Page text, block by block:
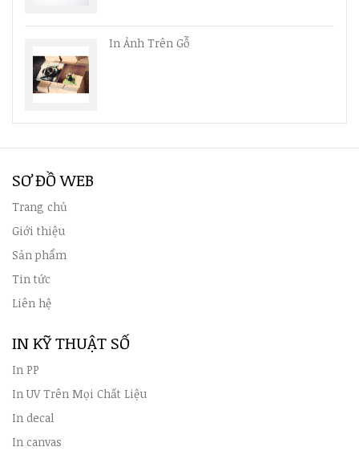
In Ảnh Trên Gỗ
SƠ ĐỒ WEB
Trang chủ
Giới thiệu
Sản phẩm
Tin tức
Liên hệ
IN KỸ THUẬT SỐ
In PP
In UV Trên Mọi Chất Liệu
In decal
In canvas